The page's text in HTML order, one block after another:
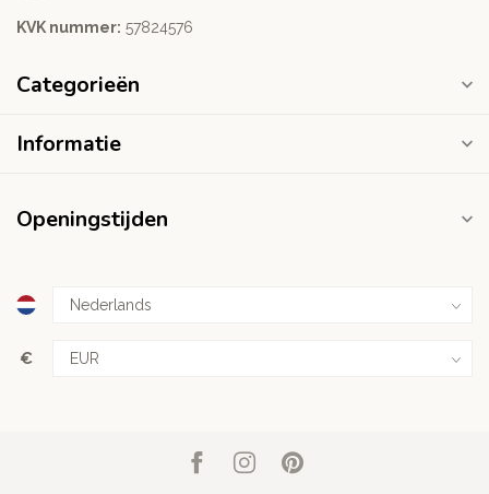
KVK nummer: ‭57824576‬
Categorieën
Informatie
Openingstijden
€